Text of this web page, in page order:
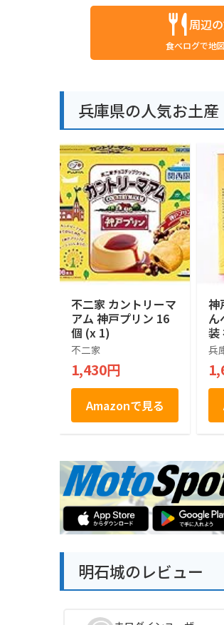
周辺
食べログで地
兵庫県の人気お土産
不二家 カントリーマ
アム 神戸プリン 16
個 (x 1)
不二家
1,430円
Amazonで見る
神
ん
装
兵
明石城のレビュー